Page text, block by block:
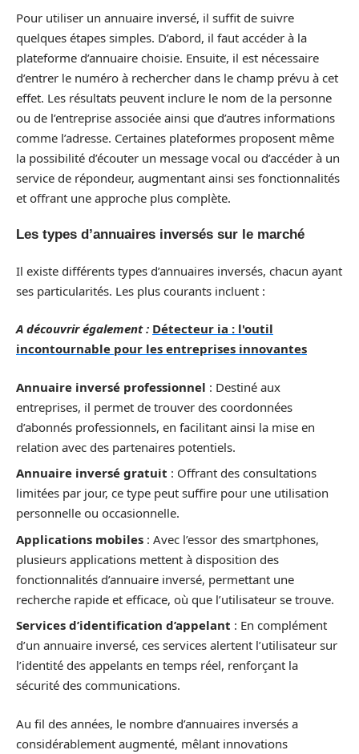
Pour utiliser un annuaire inversé, il suffit de suivre
quelques étapes simples. D’abord, il faut accéder à la
plateforme d’annuaire choisie. Ensuite, il est nécessaire
d’entrer le numéro à rechercher dans le champ prévu à cet
effet. Les résultats peuvent inclure le nom de la personne
ou de l’entreprise associée ainsi que d’autres informations
comme l’adresse. Certaines plateformes proposent même
la possibilité d’écouter un message vocal ou d’accéder à un
service de répondeur, augmentant ainsi ses fonctionnalités
et offrant une approche plus complète.
Les types d’annuaires inversés sur le marché
Il existe différents types d’annuaires inversés, chacun ayant
ses particularités. Les plus courants incluent :
A découvrir également : Détecteur ia : l'outil
incontournable pour les entreprises innovantes
Annuaire inversé professionnel : Destiné aux
entreprises, il permet de trouver des coordonnées
d’abonnés professionnels, en facilitant ainsi la mise en
relation avec des partenaires potentiels.
Annuaire inversé gratuit : Offrant des consultations
limitées par jour, ce type peut suffire pour une utilisation
personnelle ou occasionnelle.
Applications mobiles : Avec l’essor des smartphones,
plusieurs applications mettent à disposition des
fonctionnalités d’annuaire inversé, permettant une
recherche rapide et efficace, où que l’utilisateur se trouve.
Services d’identification d’appelant : En complément
d’un annuaire inversé, ces services alertent l’utilisateur sur
l’identité des appelants en temps réel, renforçant la
sécurité des communications.
Au fil des années, le nombre d’annuaires inversés a
considérablement augmenté, mêlant innovations